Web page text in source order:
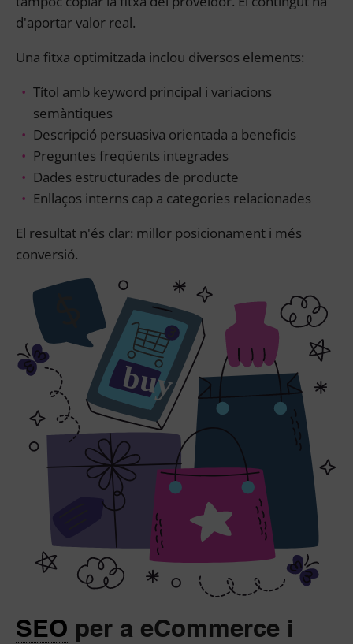
d'aportar valor real.
Una fitxa optimitzada inclou diversos elements:
Títol amb keyword principal i variacions
semàntiques
Descripció persuasiva orientada a beneficis
Preguntes freqüents integrades
Dades estructurades de producte
Enllaços interns cap a categories relacionades
El resultat n'és clar: millor posicionament i més
conversió.
SEO per a eCommerce i